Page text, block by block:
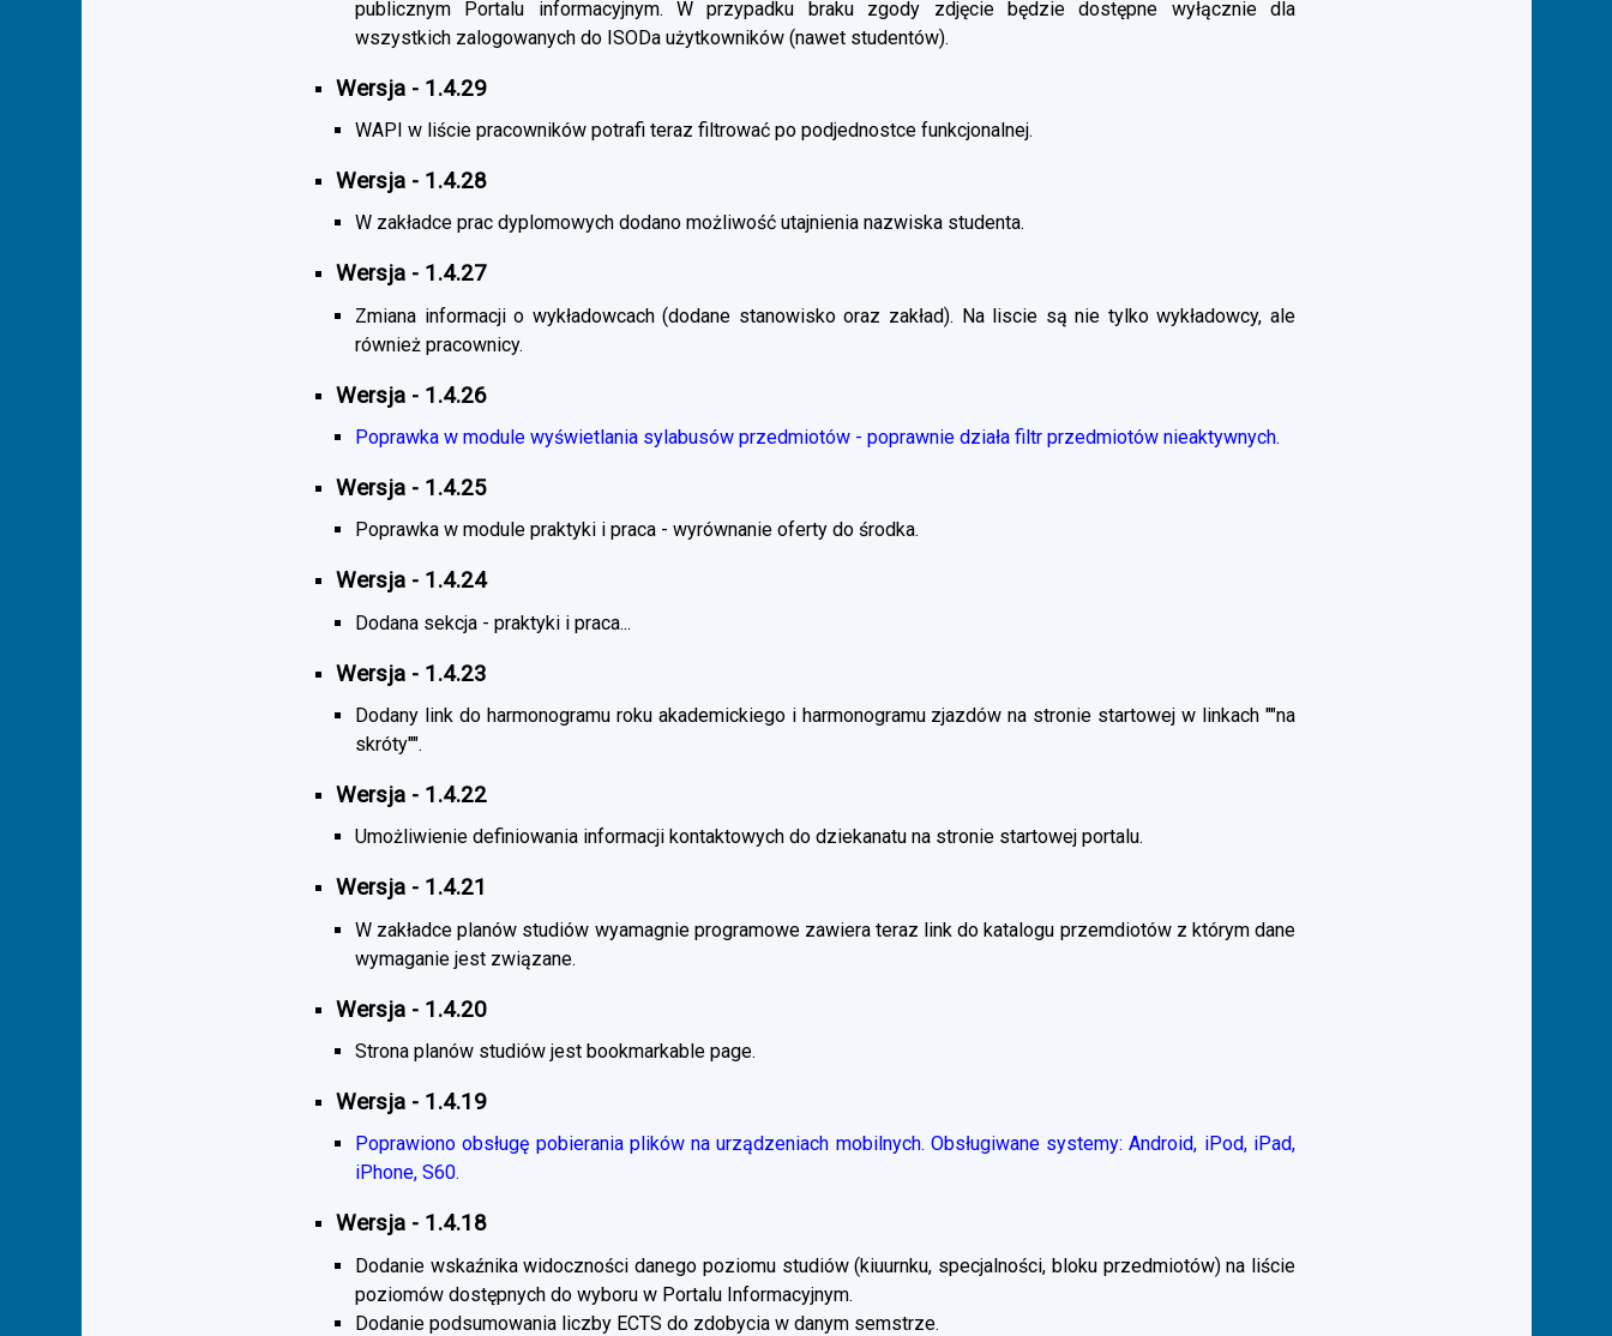
publicznym Portalu informacyjnym. W przypadku braku zgody zdjęcie będzie dostępne wyłącznie dla
wszystkich zalogowanych do ISODa użytkowników (nawet studentów).
Wersja - 1.4.29
WAPI w liście pracowników potrafi teraz filtrować po podjednostce funkcjonalnej.
Wersja - 1.4.28
W zakładce prac dyplomowych dodano możliwość utajnienia nazwiska studenta.
Wersja - 1.4.27
Zmiana informacji o wykładowcach (dodane stanowisko oraz zakład). Na liscie są nie tylko wykładowcy, ale
również pracownicy.
Wersja - 1.4.26
Poprawka w module wyświetlania sylabusów przedmiotów - poprawnie działa filtr przedmiotów nieaktywnych.
Wersja - 1.4.25
Poprawka w module praktyki i praca - wyrównanie oferty do środka.
Wersja - 1.4.24
Dodana sekcja - praktyki i praca...
Wersja - 1.4.23
Dodany link do harmonogramu roku akademickiego i harmonogramu zjazdów na stronie startowej w linkach ""na
skróty"".
Wersja - 1.4.22
Umożliwienie definiowania informacji kontaktowych do dziekanatu na stronie startowej portalu.
Wersja - 1.4.21
W zakładce planów studiów wyamagnie programowe zawiera teraz link do katalogu przemdiotów z którym dane
wymaganie jest związane.
Wersja - 1.4.20
Strona planów studiów jest bookmarkable page.
Wersja - 1.4.19
Poprawiono obsługę pobierania plików na urządzeniach mobilnych. Obsługiwane systemy: Android, iPod, iPad,
iPhone, S60.
Wersja - 1.4.18
Dodanie wskaźnika widoczności danego poziomu studiów (kiuurnku, specjalności, bloku przedmiotów) na liście
poziomów dostępnych do wyboru w Portalu Informacyjnym.
Dodanie podsumowania liczby ECTS do zdobycia w danym semstrze.